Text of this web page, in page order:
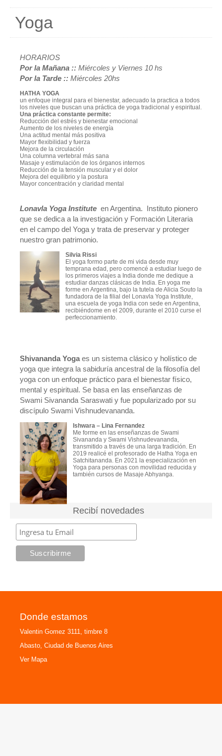
Yoga
HORARIOS
Por la Mañana :: Miércoles y Viernes 10 hs
Por la Tarde :: Miércoles 20hs
HATHA YOGA
un enfoque integral para el bienestar, adecuado la practica a todos
los niveles que buscan una práctica de yoga tradicional y espiritual.
Una práctica constante permite:
Reducción del estrés y bienestar emocional
Aumento de los niveles de energía
Una actitud mental más positiva
Mayor flexibilidad y fuerza
Mejora de la circulación
Una columna vertebral más sana
Masaje y estimulación de los órganos internos
Reducción de la tensión muscular y el dolor
Mejora del equilibrio y la postura
Mayor concentración y claridad mental
Lonavla Yoga Institute en Argentina. Instituto pionero
que se dedica a la investigación y Formación Literaria
en el campo del Yoga y trata de preservar y proteger
nuestro gran patrimonio.
Silvia Rissi
El yoga formo parte de mi vida desde muy
temprana edad, pero comencé a estudiar luego de
los primeros viajes a India donde me dedique a
estudiar danzas clásicas de India. En yoga me
forme en Argentina, bajo la tutela de Alicia Souto la
fundadora de la filial del Lonavla Yoga Institute,
una escuela de yoga India con sede en Argentina,
recibiéndome en el 2009, durante el 2010 curse el
perfeccionamiento.
Shivananda Yoga es un sistema clásico y holístico de
yoga que integra la sabiduría ancestral de la filosofía del
yoga con un enfoque práctico para el bienestar físico,
mental y espiritual. Se basa en las enseñanzas de
Swami Sivananda Saraswati y fue popularizado por su
discípulo Swami Vishnudevananda.
Ishwara – Lina Fernandez
Me forme en las enseñanzas de Swami
Sivananda y Swami Vishnudevananda,
transmitido a través de una larga tradición. En
2019 realicé el profesorado de Hatha Yoga en
Satchitananda. En 2021 la especialización en
Yoga para personas con movilidad reducida y
también cursos de Masaje Abhyanga.
Recibí novedades
Donde estamos
Valentin Gomez 3111, timbre 8
Abasto, Ciudad de Buenos Aires
Ver Mapa